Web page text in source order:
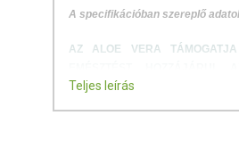
A specifikációban szereplő
AZ ALOE VERA
HATÁSSAL VAN A
Teljes leírás